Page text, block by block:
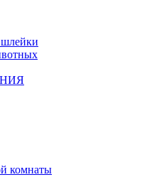
комнаты